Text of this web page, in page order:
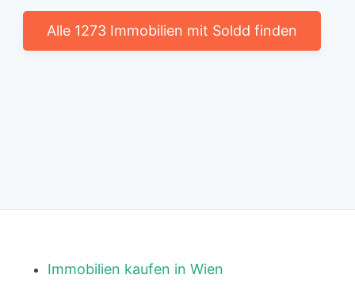
Alle 1273 Immobilien mit Soldd finden
Immobilien kaufen in Wien